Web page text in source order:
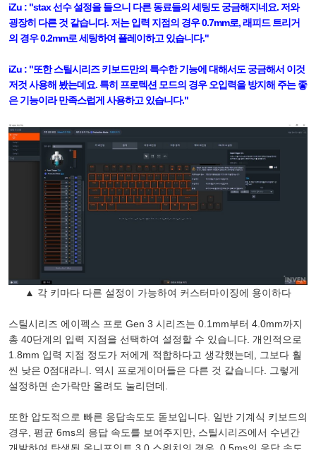
iZu : "stax 선수 설정을 들으니 다른 동료들의 세팅도 궁금해지네요. 저와
굉장히 다른 것 같습니다. 저는 입력 지점의 경우 0.7mm로, 래피드 트리거
의 경우 0.2mm로 세팅하여 플레이하고 있습니다."
iZu : "또한 스틸시리즈 키보드만의 특수한 기능에 대해서도 궁금해서 이것
저것 사용해 봤는데요. 특히 프로텍션 모드의 경우 오입력을 방지해 주는 좋
은 기능이라 만족스럽게 사용하고 있습니다."
▲ 각 키마다 다른 설정이 가능하여 커스터마이징에 용이하다
스틸시리즈 에이펙스 프로 Gen 3 시리즈는 0.1mm부터 4.0mm까지
총 40단계의 입력 지점을 선택하여 설정할 수 있습니다. 개인적으로
1.8mm 입력 지점 정도가 저에게 적합하다고 생각했는데, 그보다 훨
씬 낮은 0점대라니. 역시 프로게이머들은 다른 것 같습니다. 그렇게
설정하면 손가락만 올려도 눌리던데.
또한 압도적으로 빠른 응답속도도 돋보입니다. 일반 기계식 키보드의
경우, 평균 6ms의 응답 속도를 보여주지만, 스틸시리즈에서 수년간